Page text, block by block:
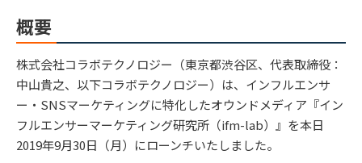
概要
株式会社コラボテクノロジー（東京都渋谷区、代表取締役：
中山貴之、以下コラボテクノロジー）は、インフルエンサ
ー・SNSマーケティングに特化したオウンドメディア『イン
フルエンサーマーケティング研究所（ifm-lab）』を本日
2019年9月30日（月）にローンチいたしました。